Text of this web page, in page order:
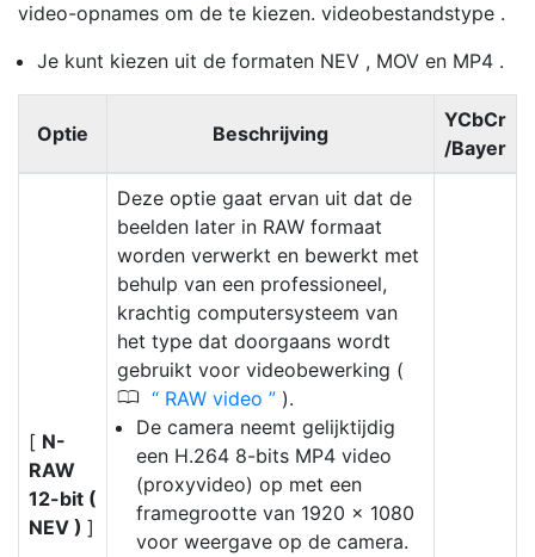
video-opnames om de te kiezen. videobestandstype .
Je kunt kiezen uit de formaten NEV , MOV en MP4 .
Optie Beschrijving
YCbCr
/Bayer
[ N-
RAW
12-bit (
NEV ) ]
Deze optie gaat ervan uit dat de
beelden later in RAW formaat
worden verwerkt en bewerkt met
behulp van een professioneel,
krachtig computersysteem van
het type dat doorgaans wordt
gebruikt voor videobewerking (
0 RAW video
).
De camera neemt gelijktijdig
een H.264 8-bits MP4 video
(proxyvideo) op met een
framegrootte van 1920 × 1080
voor weergave op de camera.